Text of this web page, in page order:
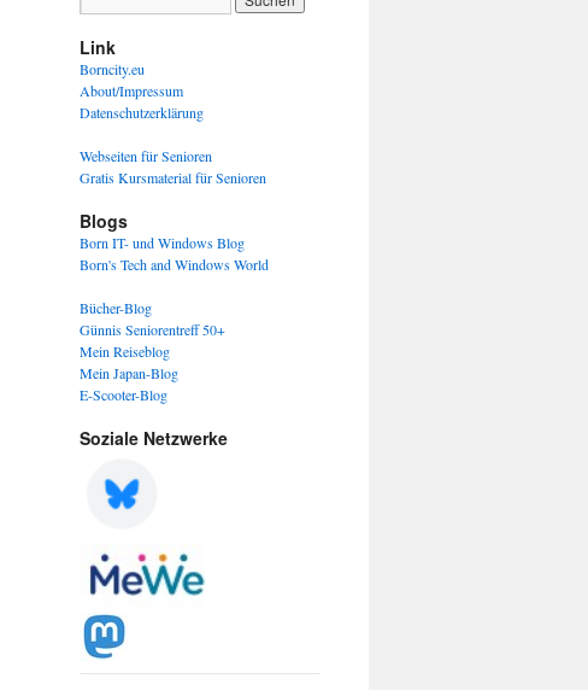
Link
Borncity.eu
About/Impressum
Datenschutzerklärung
Webseiten für Senioren
Gratis Kursmaterial für Senioren
Blogs
Born IT- und Windows Blog
Born's Tech and Windows World
Bücher-Blog
Günnis Seniorentreff 50+
Mein Reiseblog
Mein Japan-Blog
E-Scooter-Blog
Soziale Netzwerke